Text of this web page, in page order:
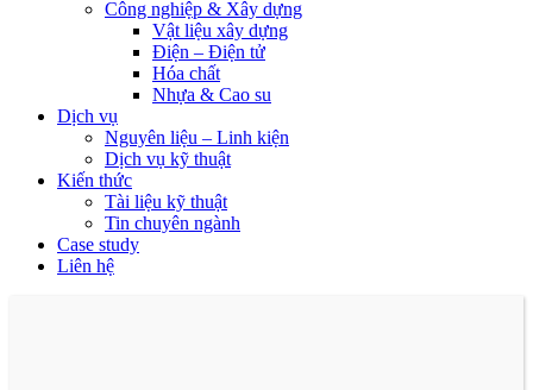
Công nghiệp & Xây dựng
Vật liệu xây dựng
Điện – Điện tử
Hóa chất
Nhựa & Cao su
Dịch vụ
Nguyên liệu – Linh kiện
Dịch vụ kỹ thuật
Kiến thức
Tài liệu kỹ thuật
Tin chuyên ngành
Case study
Liên hệ